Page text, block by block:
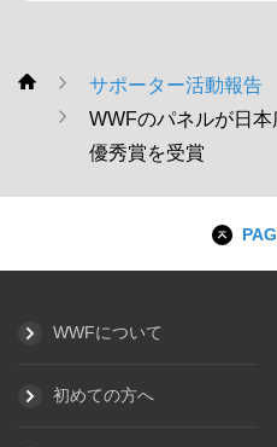
WWF
サポーター活動報告
WWFのパネルが日
優秀賞を受賞
WWFについて
初めての方へ